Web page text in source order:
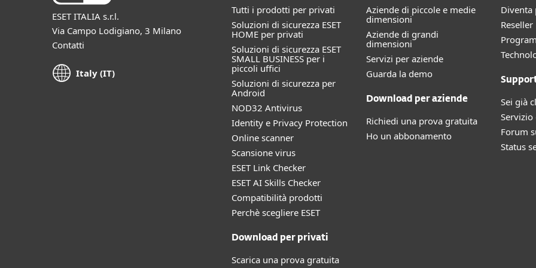
ESET ITALIA s.r.l.
Via Campo Lodigiano, 3 Milano
Contatti
Italy (IT)
Tutti i prodotti per privati
Soluzioni di sicurezza ESET
HOME per privati
Soluzioni di sicurezza ESET
SMALL BUSINESS per i
piccoli uffici
Soluzioni di sicurezza per
Android
NOD32 Antivirus
Identity e Privacy Protection
Online scanner
Scansione virus
ESET Link Checker
ESET AI Skills Checker
Compatibilità prodotti
Perchè scegliere ESET
Download per privati
Scarica una prova gratuita
Aziende di piccole e medie
dimensioni
Aziende di grandi
dimensioni
Servizi per aziende
Guarda la demo
Download per aziende
Richiedi una prova gratuita
Ho un abbonamento
Diventa
Sei già
Forum
Status